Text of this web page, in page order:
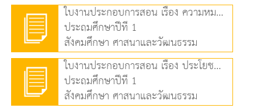
ใบงานประกอบการสอน เรื่อง ความหมายและวิธีการออมเงิน (73.44 KB)
ประถมศึกษาปีที่ 1
สังคมศึกษา ศาสนาและวัฒนธรรม
ใบงานประกอบการสอน เรื่อง ประโยชน์ของการออม (79.45 KB)
ประถมศึกษาปีที่ 1
สังคมศึกษา ศาสนาและวัฒนธรรม